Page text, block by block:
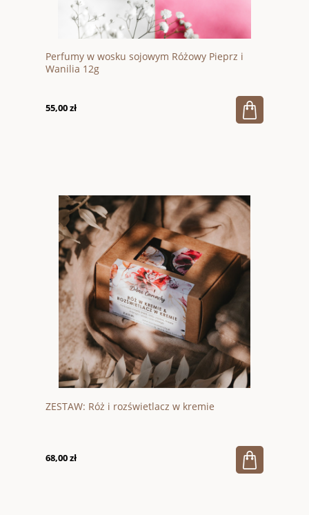
Perfumy w wosku sojowym Różowy Pieprz i
Wanilia 12g
55,00 zł
ZESTAW: Róż i rozświetlacz w kremie
68,00 zł